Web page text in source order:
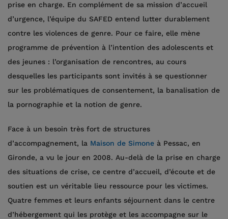
prise en charge. En complément de sa mission d’accueil
d’urgence, l’équipe du SAFED entend lutter durablement
contre les violences de genre. Pour ce faire, elle mène
programme de prévention à l’intention des adolescents et
des jeunes : l’organisation de rencontres, au cours
desquelles les participants sont invités à se questionner
sur les problématiques de consentement, la banalisation de
la pornographie et la notion de genre.
Face à un besoin très fort de structures
d’accompagnement, la Maison de Simone à Pessac, en
Gironde, a vu le jour en 2008. Au-delà de la prise en charge
des situations de crise, ce centre d’accueil, d’écoute et de
soutien est un véritable lieu ressource pour les victimes.
Quatre femmes et leurs enfants séjournent dans le centre
d’hébergement qui les protège et les accompagne sur le